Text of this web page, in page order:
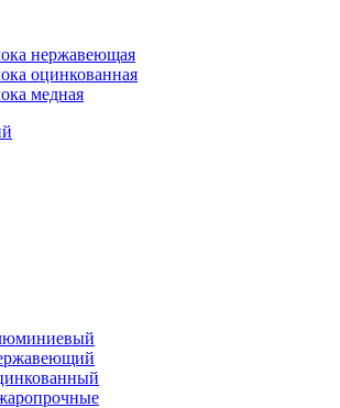
нержавеющая
оцинкованная
медная